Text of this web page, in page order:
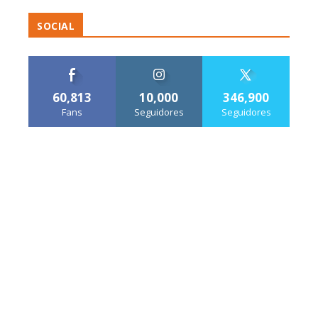
SOCIAL
60,813
Fans
10,000
Seguidores
346,900
Seguidores